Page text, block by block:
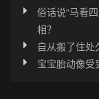
俗话说“马看
相？
自从搬了住
宝宝胎动像受